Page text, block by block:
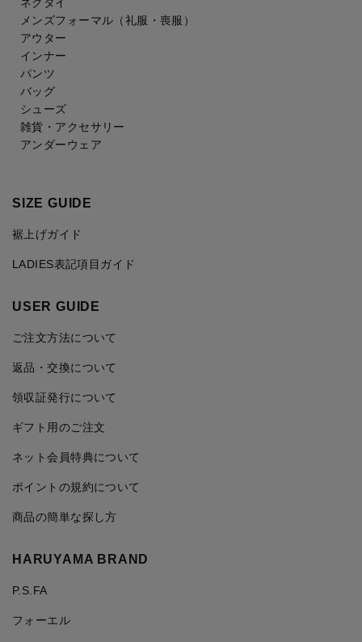
メンズフォーマル （礼服・喪服）
アウター
インナー
パンツ
バッグ
シューズ
雑貨・アクセサリー
アンダーウェア
SIZE GUIDE
裾上げガイド
LADIES表記項目ガイド
USER GUIDE
ご注文方法について
返品・交換について
領収証発行について
ギフト用のご注文
ネット会員特典について
ポイントの規約について
商品の簡単な探し方
HARUYAMA BRAND
P.S.FA
フォーエル